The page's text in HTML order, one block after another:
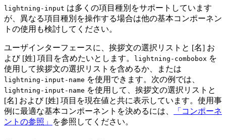
lightning-input は多くの項目種別をサポートしています
が、異なる項目種別を操作する場合は他の基本コンポーネン
トの使用も検討してください。
ユーザインターフェースに、挨拶文の選択リストと [名] お
よび [姓] 項目を含めたいとします。
lightning-combobox を
使用して挨拶文の選択リストを含めるか、または
lightning-input-name を使用できます。次の例では、
lightning-input-name を使用して、挨拶文の選択リストと
[名] および [姓] 項目を現在値と共に表示しています。使用事
例に最適な基本コンポーネントを決めるには、
「コンポーネ
ントの参照」
を参照してください。